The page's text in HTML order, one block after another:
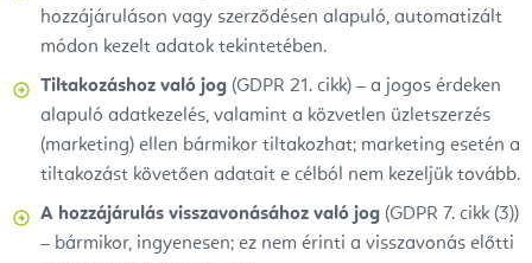
hozzájáruláson vagy szerződésen alapuló, automatizált
módon kezelt adatok tekintetében.
Tiltakozáshoz való jog (GDPR 21. cikk) – a jogos érdeken
alapuló adatkezelés, valamint a közvetlen üzletszerzés
(marketing) ellen bármikor tiltakozhat; marketing esetén a
tiltakozást követően adatait e célból nem kezeljük tovább.
A hozzájárulás visszavonásához való jog (GDPR 7. cikk (3))
– bármikor, ingyenesen; ez nem érinti a visszavonás előtti